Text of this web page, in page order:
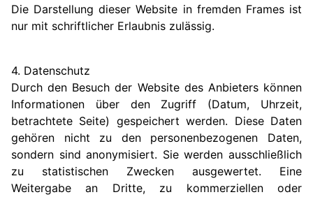
Die Darstellung dieser Website in fremden Frames ist
nur mit schriftlicher Erlaubnis zulässig.
4. Datenschutz
Durch den Besuch der Website des Anbieters können
Informationen über den Zugriff (Datum, Uhrzeit,
betrachtete Seite) gespeichert werden. Diese Daten
gehören nicht zu den personenbezogenen Daten,
sondern sind anonymisiert. Sie werden ausschließlich
zu statistischen Zwecken ausgewertet. Eine
Weitergabe an Dritte, zu kommerziellen oder